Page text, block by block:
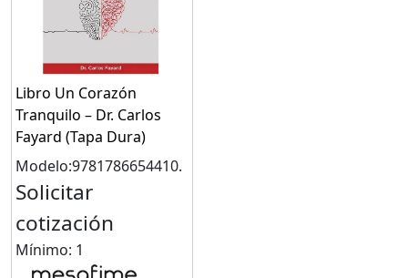
Libro Un Corazón
Tranquilo – Dr. Carlos
Fayard (Tapa Dura)
Modelo:9781786654410.
Solicitar
cotización
Mínimo: 1